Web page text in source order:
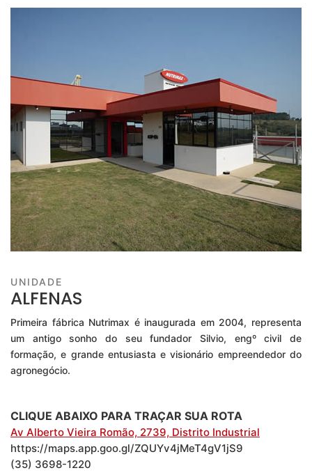
UNIDADE
ALFENAS
Primeira fábrica Nutrimax é inaugurada em 2004, representa
um antigo sonho do seu fundador Silvio, engº civil de
formação, e grande entusiasta e visionário empreendedor do
agronegócio.
CLIQUE ABAIXO PARA TRAÇAR SUA ROTA
Av Alberto Vieira Romão, 2739, Distrito Industrial
https://maps.app.goo.gl/ZQUYv4jMeT4gV1jS9
(35) 3698-1220